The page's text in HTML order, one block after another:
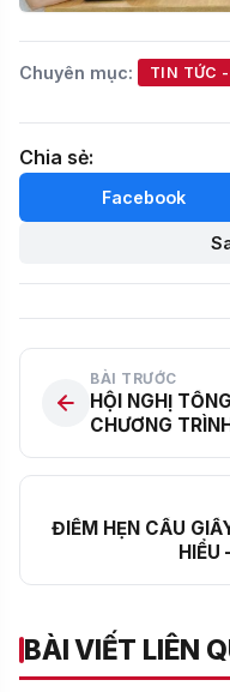
Chuyên mục: TIN TỨC
Chia sẻ:
Facebook
BÀI TRƯỚC
HỘI NGHỊ
CHƯƠNG
202/2025/NĐ-
ĐIỂM HẸN CẦU
HIỂU
BÀI VIẾT LIÊN